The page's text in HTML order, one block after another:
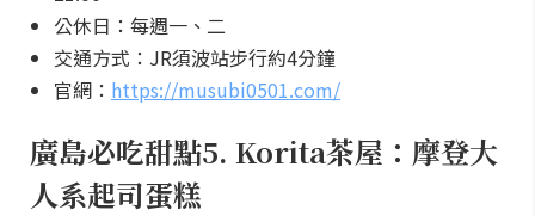
公休日：每週一、二
交通方式：JR須波站步行約4分鐘
官網： https://musubi0501.com/
廣島必吃甜點5. Korita茶屋：摩登大
人系起司蛋糕